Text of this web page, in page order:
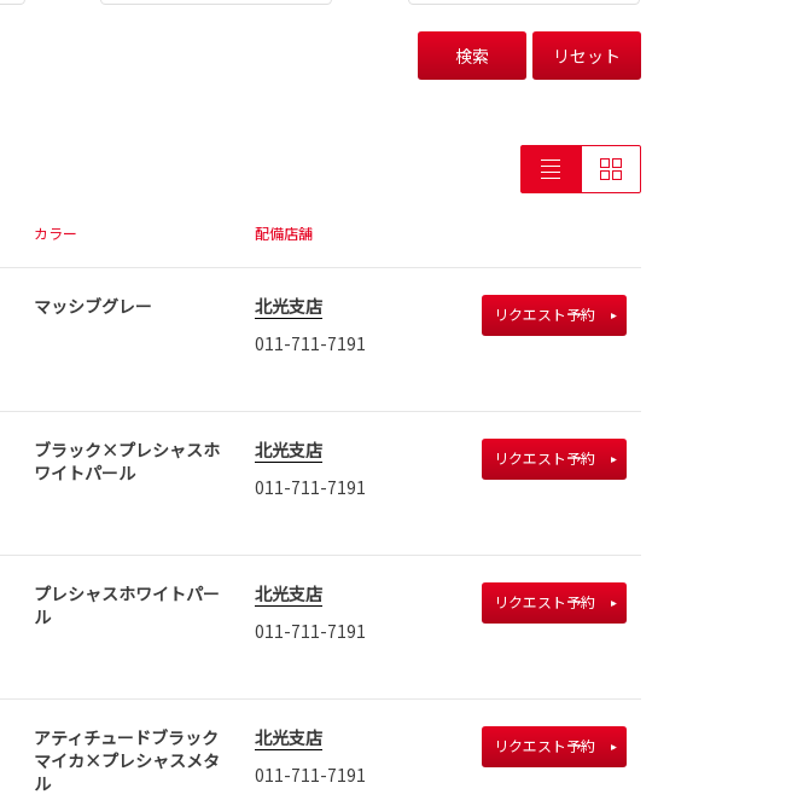
検索 リセット
カラー 配備店舗
マッシブグレー
北光支店
011-711-7191
リクエスト予約
ブラック×プレシャスホ
ワイトパール
北光支店
011-711-7191
リクエスト予約
プレシャスホワイトパー
ル
北光支店
011-711-7191
リクエスト予約
アティチュードブラック
マイカ×プレシャスメタ
ル
北光支店
011-711-7191
リクエスト予約